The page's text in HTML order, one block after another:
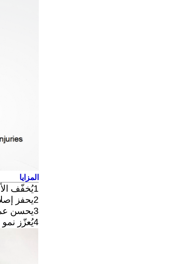
المزايا
1يُخفّف الألم يُخفّف التشنج العضليّ يُخفّف الندوب يُربط الأنسجة
2يحفز إصلاح الخلايا لمنع الالتصاق وتكالس الأنسجة
3يحسن عملية الأيض في الأنسجة لتحسين تجديد الخلايا
4يُعزّز نمو الحلقات يُخفّف من الالتهابات و يُسرّع شفاء الجروح